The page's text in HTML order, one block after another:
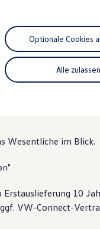
entdecken
visit
Kollektion
Drop
Updates
Ersatzteile
Wesentliche im Blick.
Erstauslieferung 10
VW-Connect-
Alle zulassen
Optionale Cookies